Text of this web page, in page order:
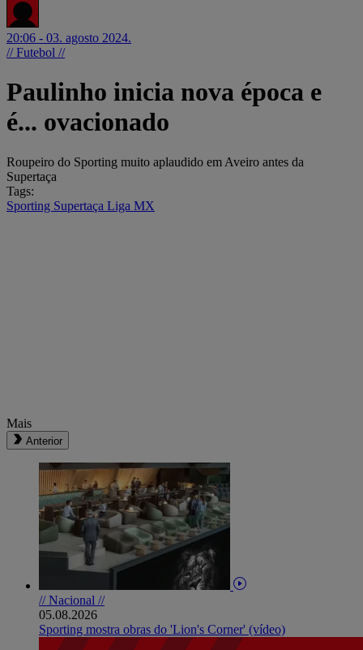
20:06 - 03. agosto 2024.
// Futebol //
Paulinho inicia nova época e
é... ovacionado
Roupeiro do Sporting muito aplaudido em Aveiro antes da
Supertaça
Tags:
Sporting Supertaça Liga MX
Mais
Anterior
// Nacional //
05.08.2026
Sporting mostra obras do 'Lion's Corner' (vídeo)